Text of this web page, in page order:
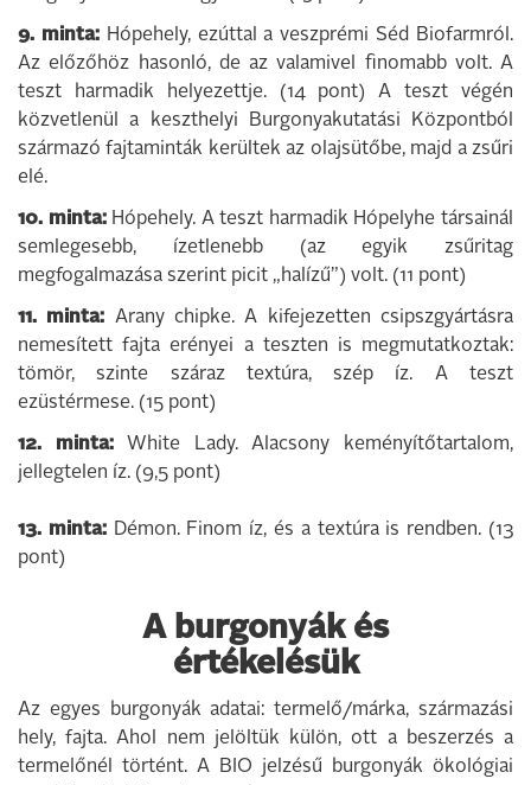
9. minta:Hópehely, ezúttal a veszprémi Séd Biofarmról.
Az előzőhöz hasonló, de az valamivel finomabb volt. A
teszt harmadik helyezettje. (14 pont) A teszt végén
közvetlenül a keszthelyi Burgonyakutatási Központból
származó fajtaminták kerültek az olajsütőbe, majd a zsűri
elé.
10. minta:Hópehely. A teszt harmadik Hópelyhe társainál
semlegesebb, ízetlenebb (az egyik zsűritag
megfogalmazása szerint picit „halízű”) volt. (11 pont)
11. minta: Arany chipke. A kifejezetten csipszgyártásra
nemesített fajta erényei a teszten is megmutatkoztak:
tömör, szinte száraz textúra, szép íz. A teszt
ezüstérmese. (15 pont)
12. minta:White Lady. Alacsony keményítőtartalom,
jellegtelen íz. (9,5 pont)
13. minta:Démon. Finom íz, és a textúra is rendben. (13
pont)
A burgonyák és
értékelésük
Az egyes burgonyák adatai: termelő/márka, származási
hely, fajta. Ahol nem jelöltük külön, ott a beszerzés a
termelőnél történt. A BIO jelzésű burgonyák ökológiai